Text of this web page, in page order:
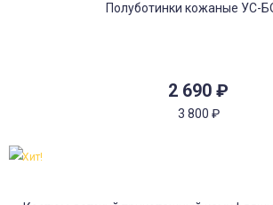
2 690 ₽
3 800 ₽
Хит!